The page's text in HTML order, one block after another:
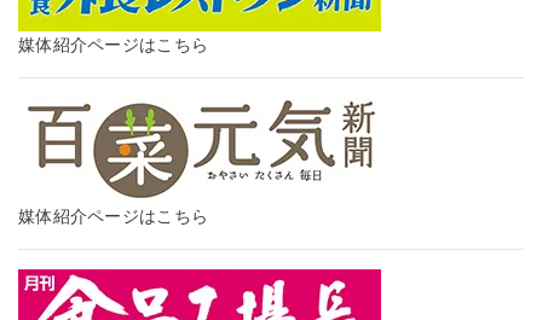
媒体紹介ページはこちら
媒体紹介ページはこちら